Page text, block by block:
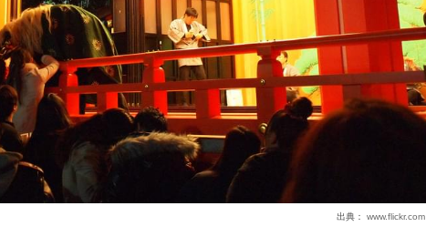
出典： www.flickr.com